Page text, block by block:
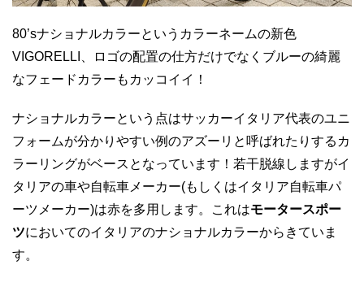
80’sナショナルカラーというカラーネームの新色
VIGORELLI、ロゴの配置の仕方だけでなくブルーの綺麗
なフェードカラーもカッコイイ！
ナショナルカラーという点はサッカーイタリア代表のユニ
フォームが分かりやすい例のアズーリと呼ばれたりするカ
ラーリングがベースとなっています！若干脱線しますがイ
タリアの車や自転車メーカー(もしくはイタリア自転車パ
ーツメーカー)は赤を多用します。これはモータースポー
ツにおいてのイタリアのナショナルカラーからきていま
す。